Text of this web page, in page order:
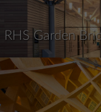
RHS Garden